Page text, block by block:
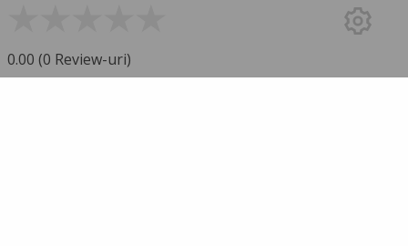
0.00 (0 Review-uri)